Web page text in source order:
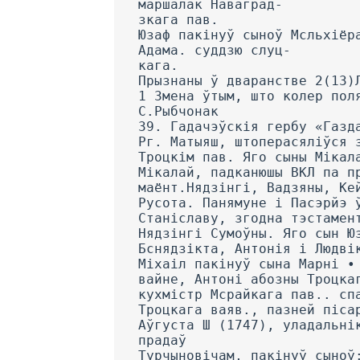
маршалак Наваград-
зкага пав.
Юзаф пакінуў сыноў
Адама. суддзю слуц-
кага.
Прызнаны ў дваранстве
1 Змена ўтым, што колер
С.Рыбчонак
39. Гадачэўскія гербу
Рг. Матыяш, штоперасяліўся
Троцкім пав. Яго сыны
Мікалай, падканюшы ВКЛ па
маёнт.Нядзінгі, Вадзяны,
Русота. Панямуне і
Станіславу, згодна
Нядзінгі Сумоўны. Яго сын
Бснядзікта, Антонія і
Міхаіл пакінуў сына Марні
вайне, Антоні абозны
кухмістр Мсрайкага пав..
Троцкага ваяв., пазней
Аўгуста Ш (1747),
прадаў
Турчыновічам, пакінуў